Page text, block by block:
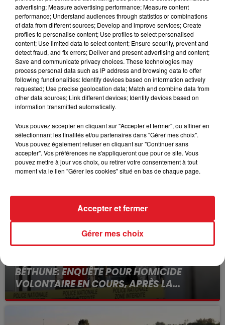
courses dans les jambes, par contre elle a montré
sa qualité assez rapidement s'imposant même sur
ce tracé.
5 MOST GLAMOROUS: Venant de gagner de toute
une classe sur la distance, elle viendra cette fois-ci
finir en espérant avoir le bon parcours.
********
*****En direct des pistes****
FIL D'ACTUS
BÉTHUNE: ENQUÊTE POUR HOMICIDE
VOLONTAIRE EN COURS, APRÈS LA...
Selon les premiers éléments, le logement servait
advertising; Measure advertising performance; Measure content
performance; Understand audiences through statistics or combinations
of data from different sources; Develop and improve services; Create
profiles to personalise content; Use profiles to select personalised
content; Use limited data to select content; Ensure security, prevent and
detect fraud, and fix errors; Deliver and present advertising and content;
Save and communicate privacy choices. These technologies may
process personal data such as IP address and browsing data to offer
following functionalities: Identify devices based on information actively
requested; Use precise geolocation data; Match and combine data from
other data sources; Link different devices; Identify devices based on
information transmitted automatically.
Vous pouvez accepter en cliquant sur "Accepter et fermer", ou affiner en
sélectionnant les finalités et/ou partenaires dans "Gérer mes choix".
Vous pouvez également refuser en cliquant sur "Continuer sans
accepter". Vos préférences ne s'appliqueront que pour ce site. Vous
pouvez mettre à jour vos choix, ou retirer votre consentement à tout
moment via le lien "Gérer les cookies" situé en bas de chaque page.
Gérer mes choix
Accepter et fermer